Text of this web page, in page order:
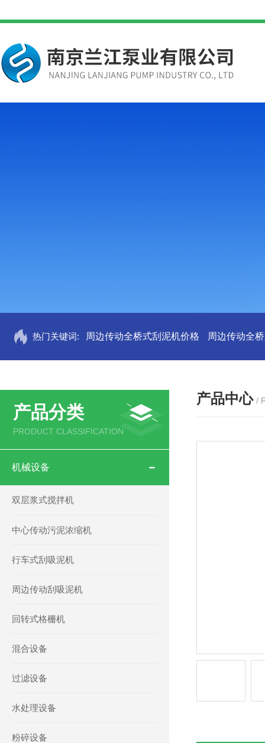
热门关键词: 周边传动全桥式刮泥机价格 周边传动全
产品分类
PRODUCT CLASSIFICATION
机械设备
双层浆式搅拌机
中心传动污泥浓缩机
行车式刮吸泥机
周边传动刮吸泥机
回转式格栅机
混合设备
过滤设备
水处理设备
粉碎设备
产品中心 /